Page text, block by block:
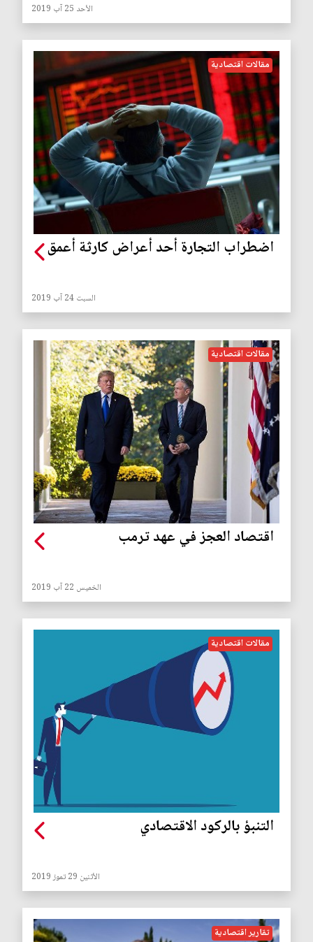
الأحد 25 آب 2019
مقالات اقتصادية
اضطراب التجارة أحد أعراض كارثة أعمق
السبت 24 آب 2019
مقالات اقتصادية
اقتصاد العجز في عهد ترمب
الخميس 22 آب 2019
مقالات اقتصادية
التنبؤ بالركود الاقتصادي
الأثنين 29 تموز 2019
تقارير اقتصادية